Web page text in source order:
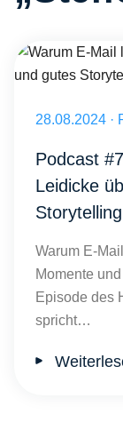
Veröffentlicht
28.08.2024 ·
Podcast
Leidicke
Storytelling
Warum E-
Momente
Episode des
spricht…